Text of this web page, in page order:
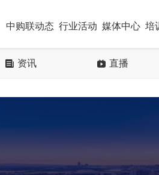
中购联动态 行业活动 媒体中心 培
资讯 直播